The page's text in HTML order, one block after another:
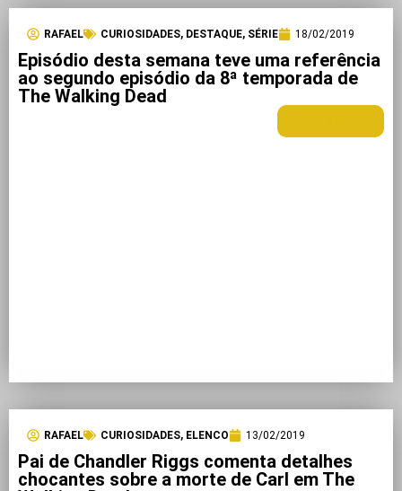
RAFAEL CURIOSIDADES, DESTAQUE, SÉRIE 18/02/2019
Episódio desta semana teve uma referência
ao segundo episódio da 8ª temporada de
The Walking Dead
RAFAEL CURIOSIDADES, ELENCO 13/02/2019
Pai de Chandler Riggs comenta detalhes
chocantes sobre a morte de Carl em The